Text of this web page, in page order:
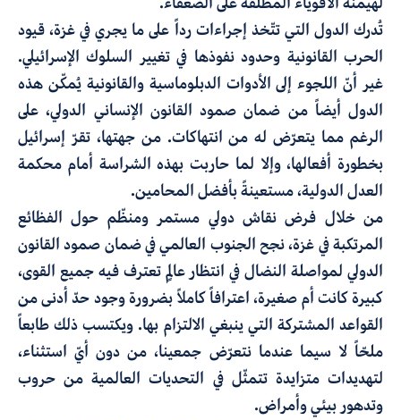
تُدرك الدول التي تتّخذ إجراءات رداً على ما يجري في غزة، قيود
الحرب القانونية وحدود نفوذها في تغيير السلوك الإسرائيلي.
غير أنّ اللجوء إلى الأدوات الدبلوماسية والقانونية يُمكّن هذه
الدول أيضاً من ضمان صمود القانون الإنساني الدولي، على
الرغم مما يتعرّض له من انتهاكات. من جهتها، تقرّ إسرائيل
بخطورة أفعالها، وإلا لما حاربت بهذه الشراسة أمام محكمة
العدل الدولية، مستعينةً بأفضل المحامين.
من خلال فرض نقاش دولي مستمر ومنظّم حول الفظائع
المرتكبة في غزة، نجح الجنوب العالمي في ضمان صمود القانون
الدولي لمواصلة النضال في انتظار عالمٍ تعترف فيه جميع القوى،
كبيرة كانت أم صغيرة، اعترافاً كاملاً بضرورة وجود حدّ أدنى من
القواعد المشتركة التي ينبغي الالتزام بها. ويكتسب ذلك طابعاً
ملحّاً لا سيما عندما نتعرّض جمعينا، من دون أيّ استثناء،
لتهديدات متزايدة تتمثّل في التحديات العالمية من حروب
وتدهور بيئي وأمراض.